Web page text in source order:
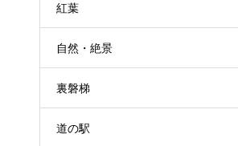
紅葉
自然・絶景
裏磐梯
道の駅